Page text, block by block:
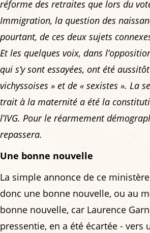
réforme des retraites que lors du
Immigration, la question des
pourtant, de ces deux sujets
Et les quelques voix, dans
qui s’y sont essayées, ont été
vichyssoises » et de « sexistes ». La
trait à la maternité a été la
l’IVG. Pour le réarmement
repassera.
Une bonne nouvelle
La simple annonce de ce
donc une bonne nouvelle, ou au
bonne nouvelle, car Laurence
pressentie, en a été écartée - vers